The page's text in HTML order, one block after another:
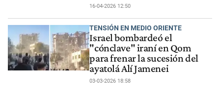
16-04-2026 12:50
TENSIÓN EN MEDIO ORIENTE
Israel bombardeó el
"cónclave" iraní en Qom
para frenar la sucesión del
ayatolá Alí Jamenei
03-03-2026 18:58